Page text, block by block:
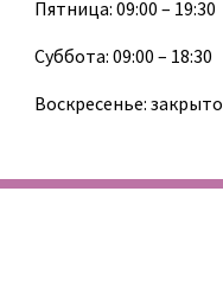
Пятница: 09:00 – 19:30
Суббота: 09:00 – 18:30
Воскресенье: закрыто